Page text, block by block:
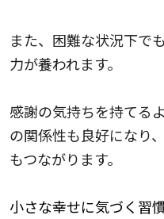
また、困難な状況下で
力が養われます。
感謝の気持ちを持てる
の関係性も良好になり
もつながります。
小さな幸せに気づく習